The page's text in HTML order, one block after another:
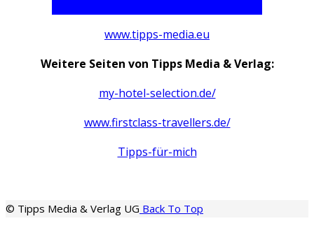
www.tipps-media.eu
Weitere Seiten von Tipps Media & Verlag:
my-hotel-selection.de/
www.firstclass-travellers.de/
Tipps-für-mich
© Tipps Media & Verlag UG Back To Top